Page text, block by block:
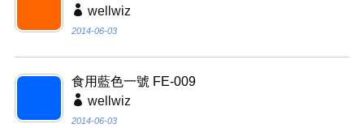
wellwiz
2014-06-03
食用藍色一號 FE-009
wellwiz
2014-06-03